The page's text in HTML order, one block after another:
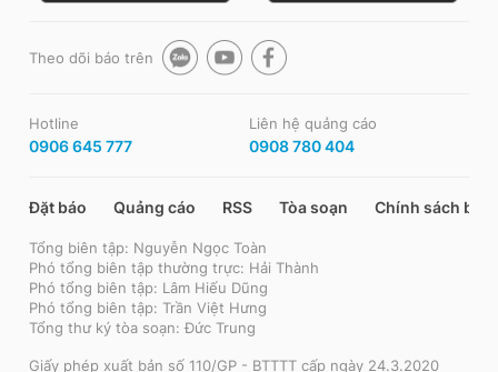
Theo dõi báo trên
Hotline
0906 645 777
Liên hệ quảng cáo
0908 780 404
Đặt báo Quảng cáo RSS Tòa soạn Chính sách bảo
Tổng biên tập: Nguyễn Ngọc Toàn
Phó tổng biên tập thường trực: Hải Thành
Phó tổng biên tập: Lâm Hiếu Dũng
Phó tổng biên tập: Trần Việt Hưng
Tổng thư ký tòa soạn: Đức Trung
Giấy phép xuất bản số 110/GP - BTTTT cấp ngày 24.3.2020